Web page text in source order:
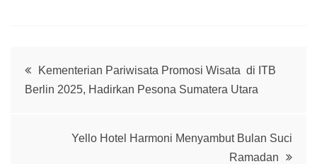
Post
navigation
Kementerian Pariwisata Promosi Wisata di ITB
Berlin 2025, Hadirkan Pesona Sumatera Utara
Yello Hotel Harmoni Menyambut Bulan Suci
Ramadan